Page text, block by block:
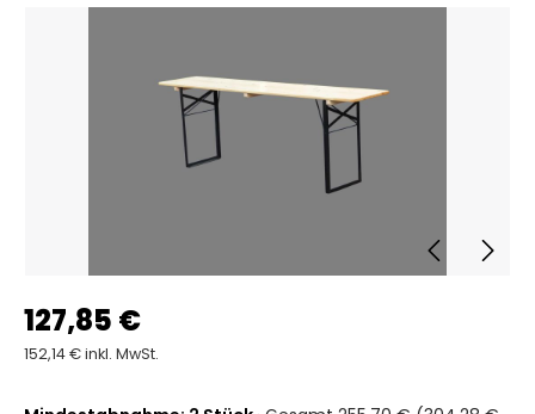
127,85 €
152,14 € inkl. MwSt.